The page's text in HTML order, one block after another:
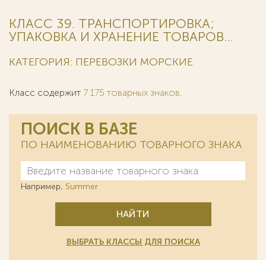
КЛАСС 39. ТРАНСПОРТИРОВКА;
УПАКОВКА И ХРАНЕНИЕ ТОВАРОВ...
КАТЕГОРИЯ: ПЕРЕВОЗКИ МОРСКИЕ
Класс содержит 7 175 товарных знаков.
ПОИСК В БАЗЕ
ПО НАИМЕНОВАНИЮ ТОВАРНОГО ЗНАКА
Например, Summer
НАЙТИ
ВЫБРАТЬ КЛАССЫ ДЛЯ ПОИСКА